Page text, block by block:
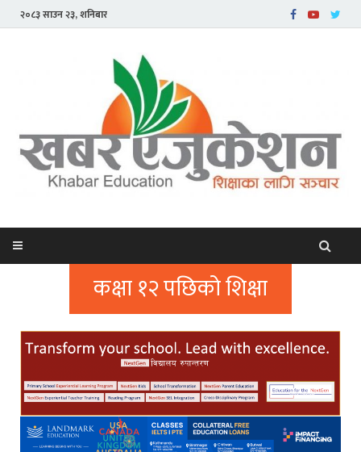
२०८३ साउन २३, शनिबार
कक्षा १२ पछिको शिक्षा